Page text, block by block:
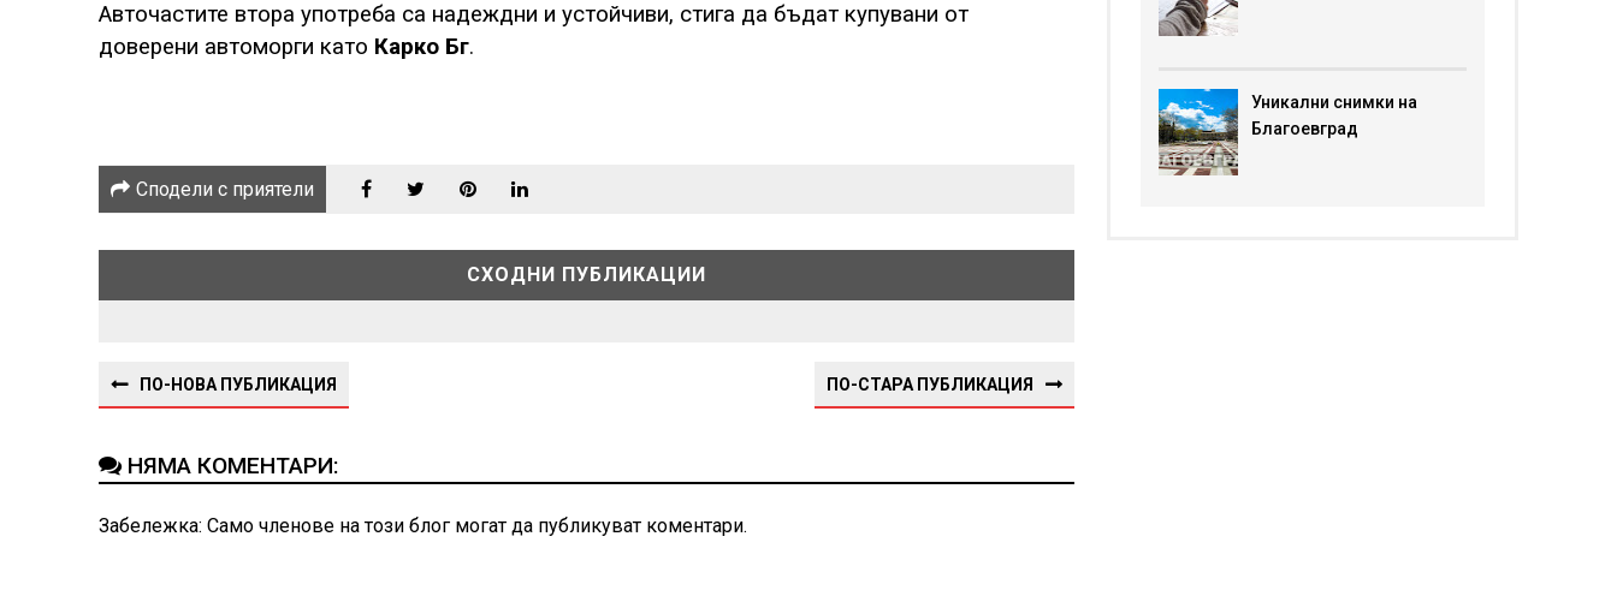
Авточастите втора употреба са надеждни и устойчиви, стига да бъдат купувани от
доверени автоморги като Карко Бг.
Сподели с приятели
СХОДНИ ПУБЛИКАЦИИ
ПО-НОВА ПУБЛИКАЦИЯ ПО-СТАРА ПУБЛИКАЦИЯ
НЯМА КОМЕНТАРИ:
Забележка: Само членове на този блог могат да публикуват коментари.
Уникални снимки на
Благоевград